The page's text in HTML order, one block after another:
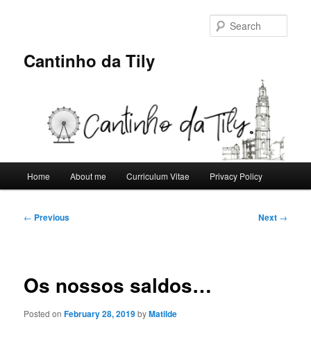
Cantinho da Tily
Home About me Curriculum Vitae Privacy Policy
Post
← Previous Next →
Os nossos saldos…
Posted onFebruary 28, 2019byMatilde